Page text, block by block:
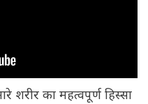
शरीर का महत्वपूर्ण हिस्सा